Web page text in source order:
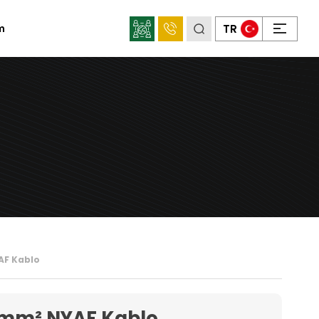
×
TR
Kablo